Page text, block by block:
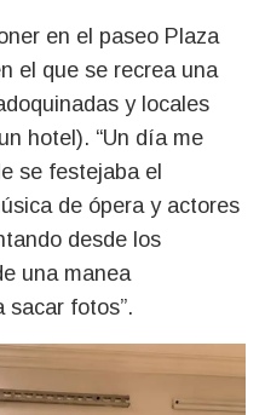
en el paseo Plaza
el que se recrea una
y locales
hotel). “Un día me
se festejaba el
de ópera y actores
desde los
una manea
sacar fotos”.